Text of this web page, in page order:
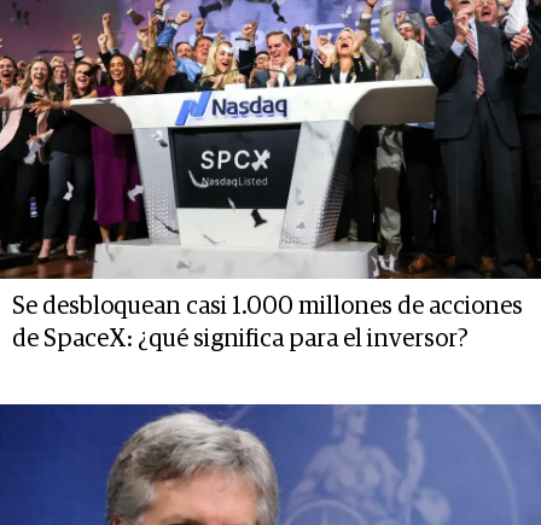
Se desbloquean casi 1.000 millones de acciones
de SpaceX: ¿qué significa para el inversor?